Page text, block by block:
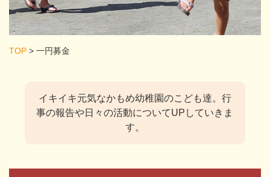
TOP > 一円募金
イキイキ元気なかもめ幼稚園のこども達。 行
事の報告や日々の活動についてUPしていきま
す。